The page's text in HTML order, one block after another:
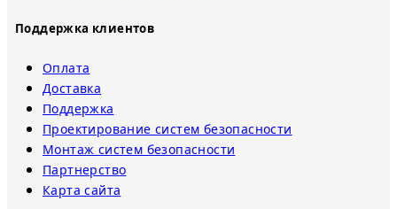
Поддержка клиентов
Оплата
Доставка
Поддержка
Проектирование систем безопасности
Монтаж систем безопасности
Партнерство
Карта сайта